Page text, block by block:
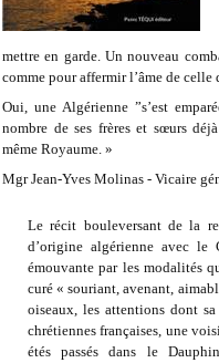
mettre en garde. Un nouveau
comme pour affermir l’âme de
Oui, une Algérienne ”s’est
nombre de ses frères et sœurs
même Royaume. »
Mgr Jean-Yves Molinas - Vicaire
Le récit bouleversant de la
d’origine algérienne avec le
émouvante par les modalités
curé « souriant, avenant,
oiseaux, les attentions dont
chrétiennes françaises, une
étés passés dans le